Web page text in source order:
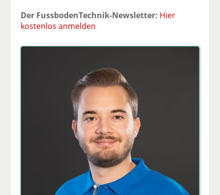
Der FussbodenTechnik-Newsletter: Hier
kostenlos anmelden